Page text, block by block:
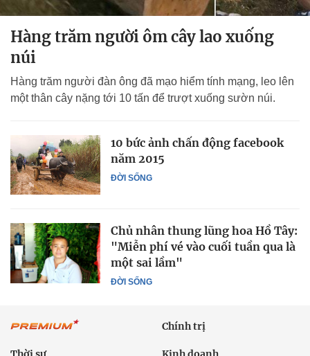
Hàng trăm người ôm cây lao xuống
núi
Hàng trăm người đàn ông đã mạo hiểm tính mạng, leo lên
một thân cây nặng tới 10 tấn để trượt xuống sườn núi.
ĐỜI SỐNG
10 bức ảnh chấn động facebook
năm 2015
ĐỜI SỐNG
Chủ nhân thung lũng hoa Hồ Tây:
"Miễn phí vé vào cuối tuần qua là
một sai lầm"
Chính trị